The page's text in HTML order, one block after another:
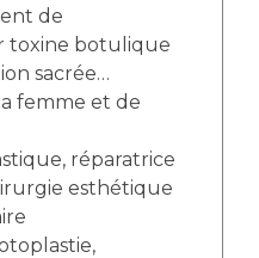
de
toxine botulique
sacrée…
femme et de
esthétique